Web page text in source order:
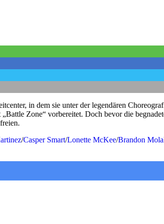
in dem sie unter der legendären
Zone“ vorbereitet. Doch bevor die
/Casper Smart/Lonette McKee/Brandon